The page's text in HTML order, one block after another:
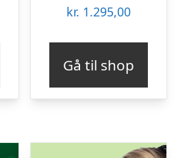
kr. 1.295,00
Gå til shop